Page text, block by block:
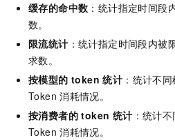
缓存的命中数 ：统计指定时间段
数。
限流统计 ：统计指定时间段内被
求数。
按模型的 token 统计 ：统计不
Token 消耗情况。
按消费者的 token 统计 ：统计
Token 消耗情况。